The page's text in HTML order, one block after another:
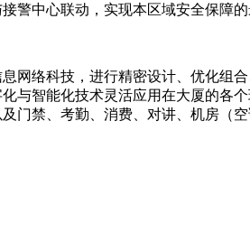
警中心联动，实现本区域安全保障
网络科技，进行精密设计、优化组
与智能化技术灵活应用在大厦的各
门禁、考勤、消费、对讲、机房（